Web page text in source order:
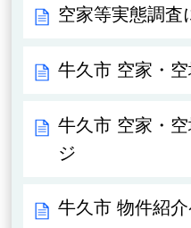
空家等実態調査
牛久市 空家・
牛久市 空家・
ジ
牛久市 物件紹